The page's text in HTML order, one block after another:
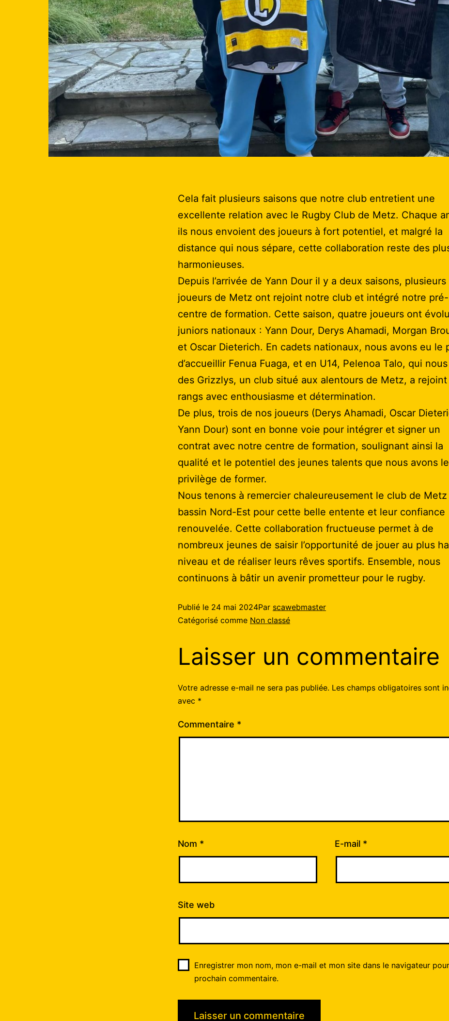
Cela fait plusieurs saisons que notre club entretient une
excellente relation avec le Rugby Club de Metz. Chaque
ils nous envoient des joueurs à fort potentiel, et malgré la
distance qui nous sépare, cette collaboration reste des
harmonieuses.
Depuis l’arrivée de Yann Dour il y a deux saisons, plusieurs
joueurs de Metz ont rejoint notre club et intégré notre pré-
centre de formation. Cette saison, quatre joueurs ont
juniors nationaux : Yann Dour, Derys Ahamadi, Morgan
et Oscar Dieterich. En cadets nationaux, nous avons eu le
d’accueillir Fenua Fuaga, et en U14, Pelenoa Talo, qui
des Grizzlys, un club situé aux alentours de Metz, a
rangs avec enthousiasme et détermination.
De plus, trois de nos joueurs (Derys Ahamadi, Oscar
Yann Dour) sont en bonne voie pour intégrer et signer un
contrat avec notre centre de formation, soulignant ainsi la
qualité et le potentiel des jeunes talents que nous avons le
privilège de former.
Nous tenons à remercier chaleureusement le club de
bassin Nord-Est pour cette belle entente et leur confiance
renouvelée. Cette collaboration fructueuse permet à de
nombreux jeunes de saisir l’opportunité de jouer au plus
niveau et de réaliser leurs rêves sportifs. Ensemble, nous
continuons à bâtir un avenir prometteur pour le rugby.
Publié le 24 mai 2024Par scawebmaster
Catégorisé comme Non classé
Laisser un commentaire
Votre adresse e-mail ne sera pas publiée. Les champs obligatoires sont
avec *
Commentaire *
Nom * E-mail *
Site web
Enregistrer mon nom, mon e-mail et mon site dans le navigateur
prochain commentaire.